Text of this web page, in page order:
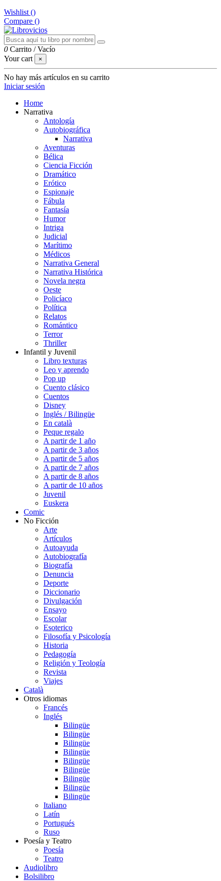
Wishlist ()
Compare ()
0 Carrito /Vacío
Your cart
×
No hay más artículos en su carrito
Iniciar sesión
Home
Narrativa
Antología
Autobiográfica
Narrativa
Aventuras
Bélica
Ciencia Ficción
Dramático
Erótico
Espionaje
Fábula
Fantasía
Humor
Intriga
Judicial
Marítimo
Médicos
Narrativa General
Narrativa Histórica
Novela negra
Oeste
Policíaco
Política
Relatos
Romántico
Terror
Thriller
Infantil y Juvenil
Libro texturas
Leo y aprendo
Pop up
Cuento clásico
Cuentos
Disney
Inglés / Bilingüe
En català
Peque regalo
A partir de 1 año
A partir de 3 años
A partir de 5 años
A partir de 7 años
A partir de 8 años
A partir de 10 años
Juvenil
Euskera
Comic
No Ficción
Arte
Artículos
Autoayuda
Autobiografía
Biografía
Denuncia
Deporte
Diccionario
Divulgación
Ensayo
Escolar
Esoterico
Filosofía y Psicología
Historia
Pedagogía
Religión y Teología
Revista
Viajes
Català
Otros idiomas
Francés
Inglés
Bilingüe
Bilingüe
Bilingüe
Bilingüe
Bilingüe
Bilingüe
Bilingüe
Bilingüe
Bilingüe
Italiano
Latín
Portugués
Ruso
Poesía y Teatro
Poesía
Teatro
Audiolibro
Bolsilibro